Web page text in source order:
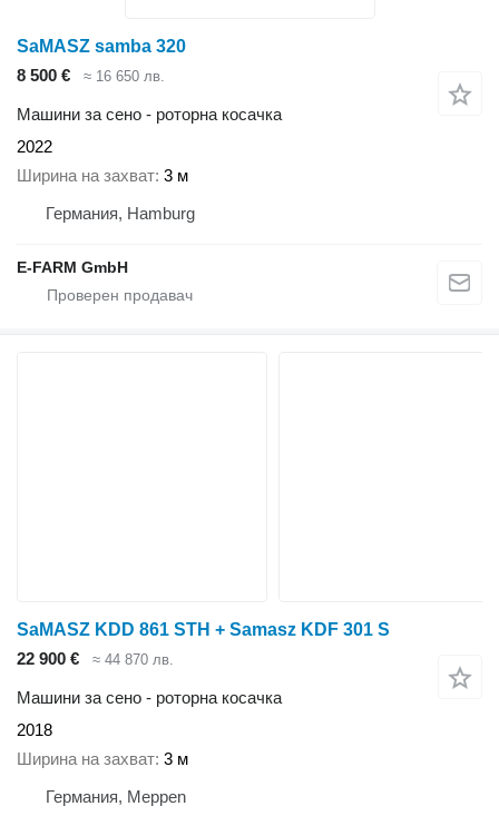
SaMASZ samba 320
8 500 €
≈ 16 650 лв.
Машини за сено - роторна косачка
2022
Ширина на захват 3 м
Германия, Hamburg
E-FARM GmbH
SaMASZ KDD 861 STH + Samasz KDF 301 S
22 900 €
≈ 44 870 лв.
Машини за сено - роторна косачка
2018
Ширина на захват 3 м
Германия, Meppen